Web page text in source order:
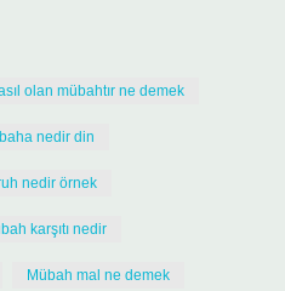
olan mübahtır ne demek
İbaha nedir din
nedir örnek
karşıtı nedir
Mübah mal ne demek